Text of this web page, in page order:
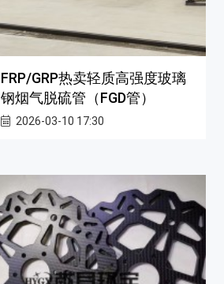
FRP/GRP热卖轻质高强度玻璃
钢烟气脱硫管（FGD管）
2026-03-10 17:30